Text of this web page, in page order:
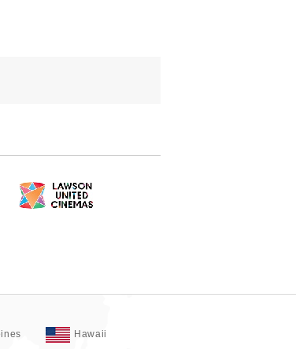
Hawaii